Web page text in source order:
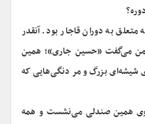
به دوران قاجار بود. آنقدر
من می‌گفت «حسین جاری»؛ همین
شیشه‌ای بزرگ و مر دنگی‌هایی که
همین صندلی می‌نشست و همه